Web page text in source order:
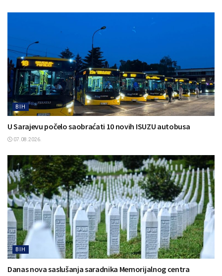
BIH
U Sarajevu počelo saobraćati 10 novih ISUZU autobusa
07.08.2026.
BIH
Danas nova saslušanja saradnika Memorijalnog centra